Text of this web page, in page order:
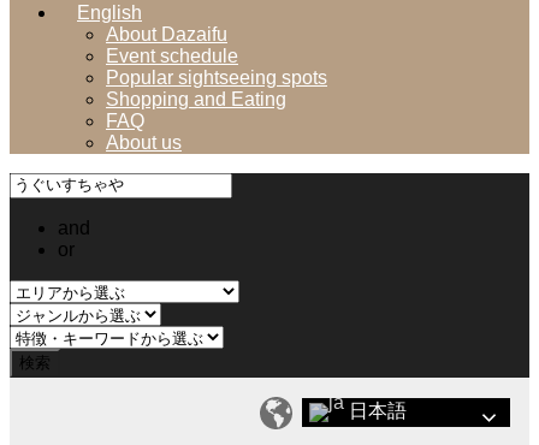
English
About Dazaifu
Event schedule
Popular sightseeing spots
Shopping and Eating
FAQ
About us
and
or
日本語